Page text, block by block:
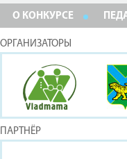
О КОНКУРСЕ
ОРГАНИЗАТОРЫ
ПАРТНЁР